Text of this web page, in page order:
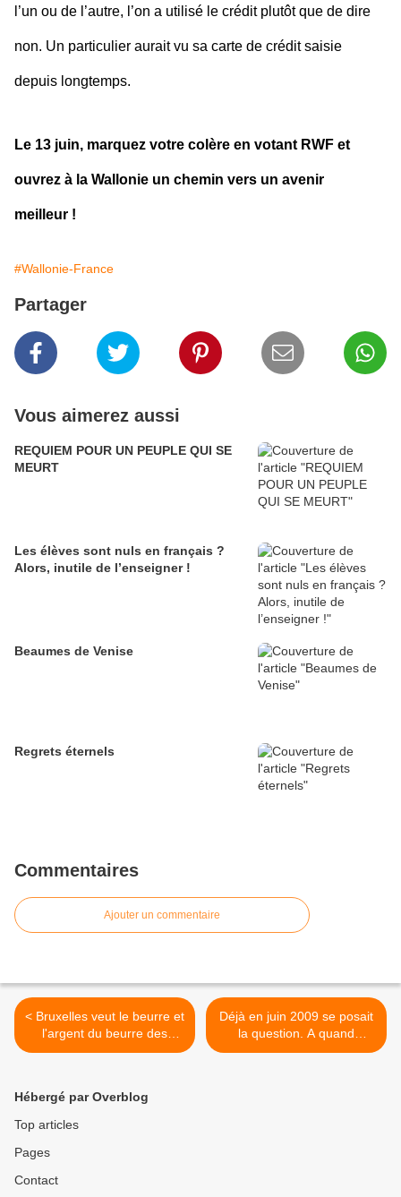
l’un ou de l’autre, l’on a utilisé le crédit plutôt que de dire
non. Un particulier aurait vu sa carte de crédit saisie
depuis longtemps.
Le 13 juin, marquez votre colère en votant RWF et
ouvrez à la Wallonie un chemin vers un avenir
meilleur !
#Wallonie-France
Partager
Vous aimerez aussi
REQUIEM POUR UN PEUPLE QUI SE
MEURT
Les élèves sont nuls en français ?
Alors, inutile de l’enseigner !
Beaumes de Venise
Regrets éternels
Commentaires
Ajouter un commentaire
< Bruxelles veut le beurre et
l'argent du beurre des
régions
Déjà en juin 2009 se posait
la question. A quand
l'explosion ? >
Hébergé par Overblog
Top articles
Pages
Contact